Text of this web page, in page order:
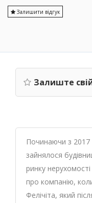
Залишити відгук
Залиште
Починаючи з
зайнялося
ринку нерухомості
про компанію,
Фелічіта, який